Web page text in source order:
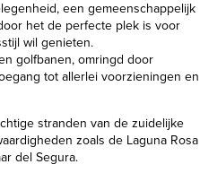
een gemeenschappelijk
het de perfecte plek is voor
wil genieten.
golfbanen, omringd door
tot allerlei voorzieningen en
stranden van de zuidelijke
zoals de Laguna Rosa
del Segura.